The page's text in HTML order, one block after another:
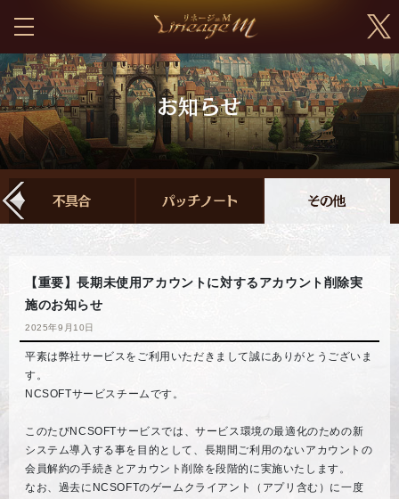
【重要】長期未使用アカウントに対するアカウント削除実
施のお知らせ
2025年9月10日
平素は弊社サービスをご利用いただきまして誠にありがとうございま
す。
NCSOFTサービスチームです。
このたびNCSOFTサービスでは、サービス環境の最適化のための新
システム導入する事を目的として、長期間ご利用のないアカウントの
会員解約の手続きとアカウント削除を段階的に実施いたします。
なお、過去にNCSOFTのゲームクライアント（アプリ含む）に一度